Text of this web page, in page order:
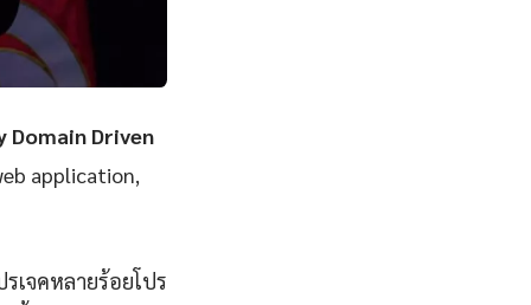
Domain Driven
application,
จคหลายร้อยโปร